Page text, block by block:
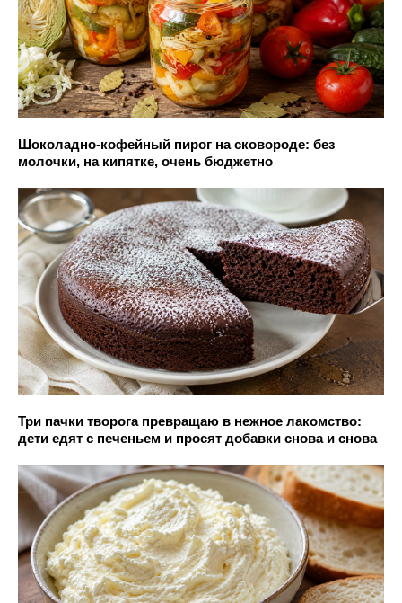
Шоколадно-кофейный пирог на сковороде: без
молочки, на кипятке, очень бюджетно
Три пачки творога превращаю в нежное лакомство:
дети едят с печеньем и просят добавки снова и снова